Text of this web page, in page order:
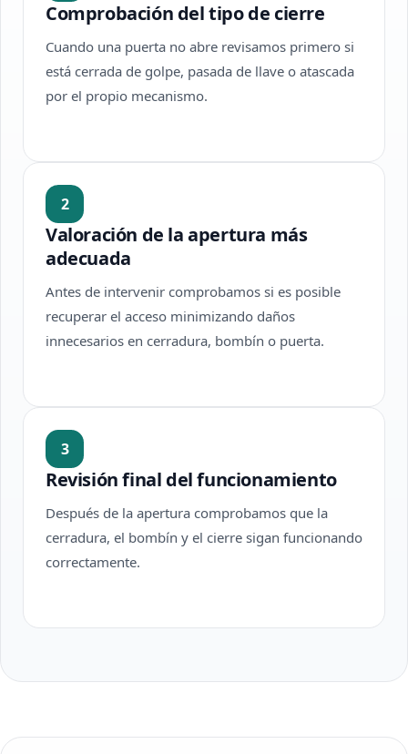
Comprobación del tipo de cierre
Cuando una puerta no abre revisamos primero si
está cerrada de golpe, pasada de llave o atascada
por el propio mecanismo.
2
Valoración de la apertura más
adecuada
Antes de intervenir comprobamos si es posible
recuperar el acceso minimizando daños
innecesarios en cerradura, bombín o puerta.
3
Revisión final del funcionamiento
Después de la apertura comprobamos que la
cerradura, el bombín y el cierre sigan funcionando
correctamente.